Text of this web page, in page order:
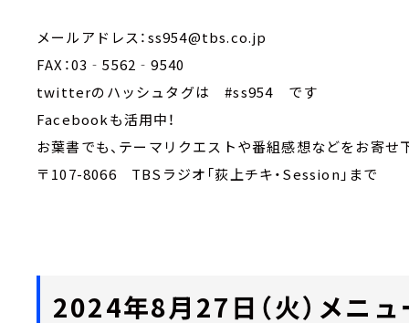
メールアドレス：ss954@tbs.co.jp
FAX：03‐5562‐9540
twitterのハッシュタグは #ss954 です
Facebookも活用中！
お葉書でも、テーマリクエストや番組感想などをお寄せ
〒107-8066 TBSラジオ「荻上チキ・Session」まで
2024年8月27日（火）メニュ